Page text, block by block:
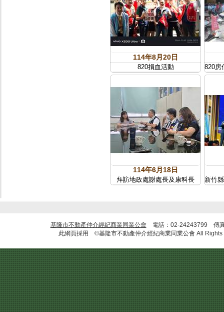
114年8月20日
820捐血活動 820房
114年6月18日
拜訪地政處謝處長及康科長 新竹
基隆市不動產仲介經紀商業同業公會 電話：02-24243799 傳
此網頁採用 ©基隆市不動產仲介經紀商業同業公會 All Rights